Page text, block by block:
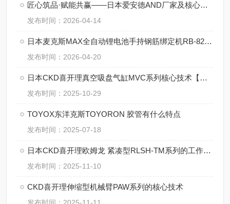
匠心筑品·赋能共赢——日本爱安德AND厂家及核心产品详解
发布时间：2026-04-14
日本麦克斯MAX全自动锂电池手持钢筋绑定机RB-822T-B2C/1450A
发布时间：2026-04-20
日本CKD喜开理真空吸盘气缸MVC系列核心技术【湖南中村】
发布时间：2025-10-29
TOYOX东洋克斯TOYORON 胶管有什么特点
发布时间：2025-07-18
日本CKD喜开理欧姆龙 紧凑型RLSH-TM系列的工作原理
发布时间：2025-11-10
CKD喜开理伸缩型机械臂PAW系列的核心技术